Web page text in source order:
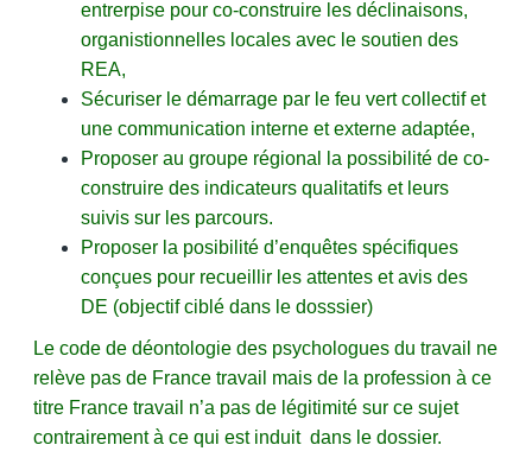
entrerpise pour co-construire les déclinaisons,
organistionnelles locales avec le soutien des
REA,
Sécuriser le démarrage par le feu vert collectif et
une communication interne et externe adaptée,
Proposer au groupe régional la possibilité de co-
construire des indicateurs qualitatifs et leurs
suivis sur les parcours.
Proposer la posibilité d’enquêtes spécifiques
conçues pour recueillir les attentes et avis des
DE (objectif ciblé dans le dosssier)
Le code de déontologie des psychologues du travail ne
relève pas de France travail mais de la profession à ce
titre France travail n’a pas de légitimité sur ce sujet
contrairement à ce qui est induit dans le dossier.